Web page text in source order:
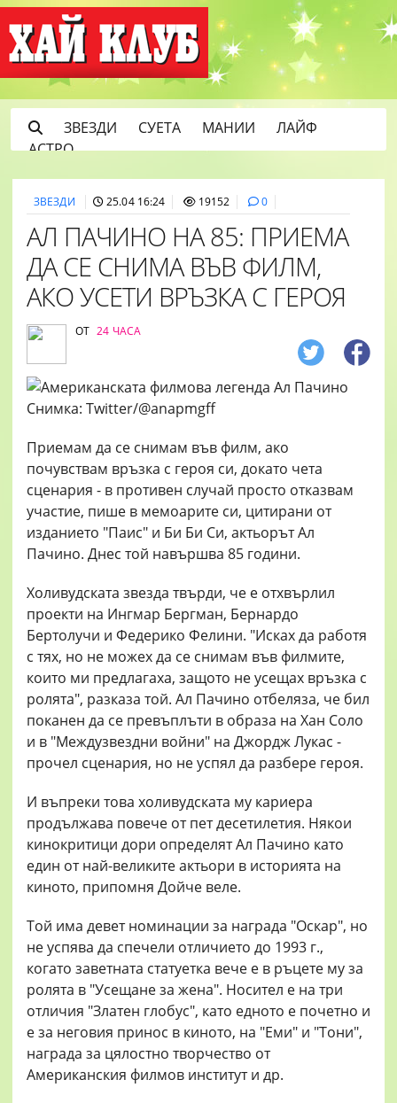
ЗВЕЗДИ СУЕТА МАНИИ
ЛАЙФ
АСТРО
ЗВЕЗДИ 25.04 16:24 19152 0
АЛ ПАЧИНО НА 85: ПРИЕМА
ДА СЕ СНИМА ВЪВ ФИЛМ,
АКО УСЕТИ ВРЪЗКА С ГЕРОЯ
ОТ 24 ЧАСА
Приемам да се снимам във филм, ако
почувствам връзка с героя си, докато чета
сценария - в противен случай просто отказвам
участие, пише в мемоарите си, цитирани от
изданието "Паис" и Би Би Си, актьорът Ал
Пачино. Днес той навършва 85 години.
Холивудската звезда твърди, че е отхвърлил
проекти на Ингмар Бергман, Бернардо
Бертолучи и Федерико Фелини. "Исках да работя
с тях, но не можех да се снимам във филмите,
които ми предлагаха, защото не усещах връзка с
ролята", разказа той. Ал Пачино отбеляза, че бил
поканен да се превъплъти в образа на Хан Соло
и в "Междузвездни войни" на Джордж Лукас -
прочел сценария, но не успял да разбере героя.
И въпреки това холивудската му кариера
продължава повече от пет десетилетия. Някои
кинокритици дори определят Ал Пачино като
един от най-великите актьори в историята на
киното, припомня Дойче веле.
Той има девет номинации за награда "Оскар", но
не успява да спечели отличието до 1993 г.,
когато заветната статуетка вече е в ръцете му за
ролята в "Усещане за жена". Носител е на три
отличия "Златен глобус", като едното е почетно и
е за неговия принос в киното, на "Еми" и "Тони",
награда за цялостно творчество от
Американския филмов институт и др.